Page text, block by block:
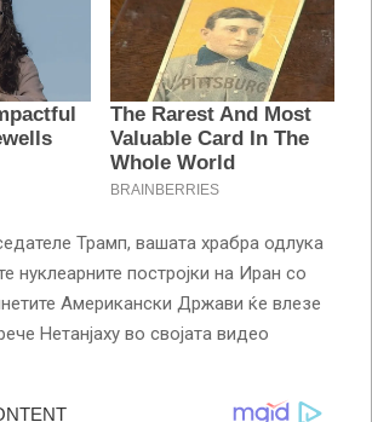
Трамп, вашата храбра одлука
нуклеарните постројки на Иран со
Американски Држави ќе влезе
Нетанјаху во својата видео